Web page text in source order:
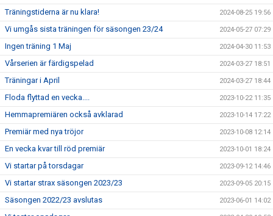
Träningstiderna är nu klara! 2024-08-25 19:56
Vi umgås sista träningen för säsongen 23/24 2024-05-27 07:29
Ingen träning 1 Maj 2024-04-30 11:53
Vårserien är färdigspelad 2024-03-27 18:51
Träningar i April 2024-03-27 18:44
Floda flyttad en vecka.... 2023-10-22 11:35
Hemmapremiären också avklarad 2023-10-14 17:22
Premiär med nya tröjor 2023-10-08 12:14
En vecka kvar till röd premiär 2023-10-01 18:24
Vi startar på torsdagar 2023-09-12 14:46
Vi startar strax säsongen 2023/23 2023-09-05 20:15
Säsongen 2022/23 avslutas 2023-06-01 14:02